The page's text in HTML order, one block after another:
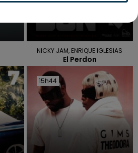
NICKY JAM, ENRIQUE IGLESIAS
El Perdon
15h44
15h44